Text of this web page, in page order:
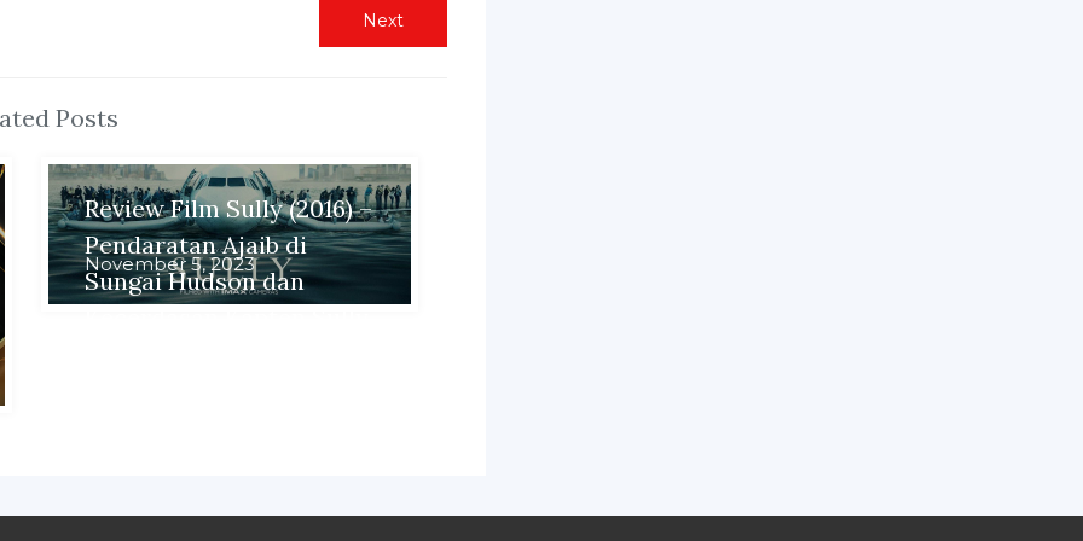
NextNext
post:
Posts
Review Film Sully (2016) –
Pendaratan Ajaib di
Sungai Hudson dan
November 5, 2023